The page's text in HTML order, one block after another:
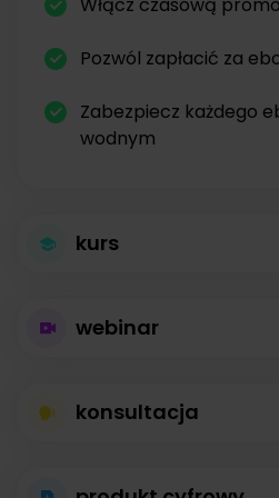
Pozwól zapłacić za
Zabezpiecz każdego
wodnym
kurs
kursów
Kursy online z modułami,
opisami dostępne od zaraz.
webinar
bez limitów
konsultacja